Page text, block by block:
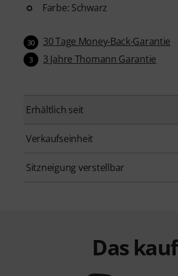
Farbe: Schwarz
30 30 Tage Money-Back-Garantie
3 3 Jahre Thomann Garantie
Erhältlich seit
Verkaufseinheit
Sitzneigung verstellbar
Das